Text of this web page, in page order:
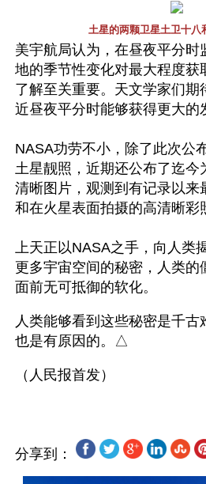
土星的两颗卫星土卫十八
美宇航局认为，在昼夜平分时
地的季节性变化对最大程度获
了解至关重要。天文学家们期
近昼夜平分时能够获得更大的
NASA功劳不小，除了此次公
土星靓照，近期还公布了迄今
清晰图片，观测到有记录以来
和在火星表面拍摄的高清晰彩
上天正以NASA之手，向人类
更多宇宙空间的秘密，人类的
面前无可抵御的软化。
人类能够看到这些秘密是千古
也是有原因的。△
分享到：